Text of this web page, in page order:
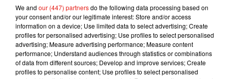
« Très fière de cette fille.Bon retour. Tu nous avais manqués
», avait-il écrit sur Twitter. Restée en bons termes avec son
ex, Ariana Grande pourra donc compter sur son soutien le 20
juillet 2018, la date de sortie de son nouvel album
intitulé Sweetener et sur lequel elle a collaboré avec Mac
Miller ou encore Pharrell Williams. D’ici là, on la retrouvera à
We and our (447) partnersdo the following data processing based on
your consent and/or our legitimate interest: Store and/or access
information on a device; Use limited data to select advertising; Create
profiles for personalised advertising; Use profiles to select personalised
advertising; Measure advertising performance; Measure content
performance; Understand audiences through statistics or combinations
of data from different sources; Develop and improve services; Create
profiles to personalise content; Use profiles to select personalised